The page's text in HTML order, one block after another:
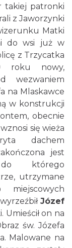
takiej patronki
z Jaworzynki
Matki
do wsi już w
z Trzycatka
roku nowy,
wezwaniem
na Mlaskawce
w konstrukcji
obecnie
się wieża
dachem
jest
do którego
utrzymane
Józef
Umieścił on na
św. Józefa
Malowane na